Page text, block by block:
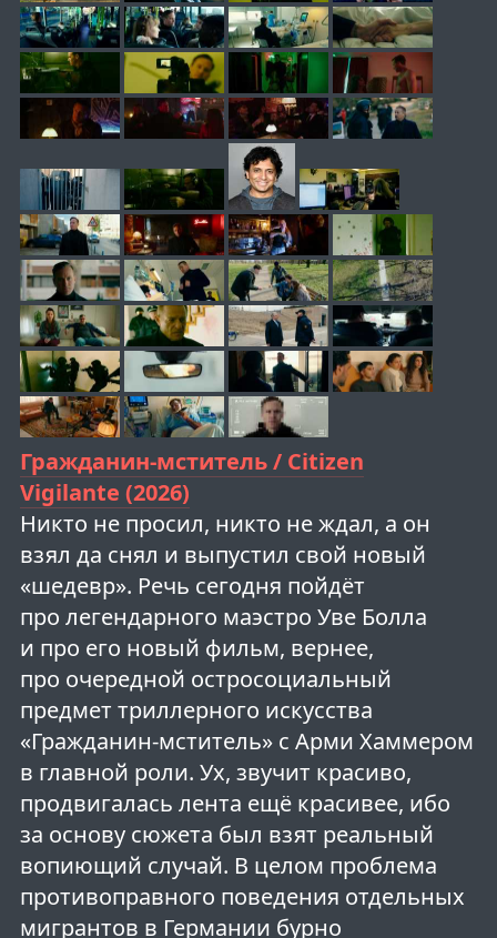
Гражданин-мститель / Citizen
Vigilante (2026)
Никто не просил, никто не ждал, а он
взял да снял и выпустил свой новый
«шедевр». Речь сегодня пойдёт
про легендарного маэстро Уве Болла
и про его новый фильм, вернее,
про очередной остросоциальный
предмет триллерного искусства
«Гражданин-мститель» с Арми Хаммером
в главной роли. Ух, звучит красиво,
продвигалась лента ещё красивее, ибо
за основу сюжета был взят реальный
вопиющий случай. В целом проблема
противоправного поведения отдельных
мигрантов в Германии бурно